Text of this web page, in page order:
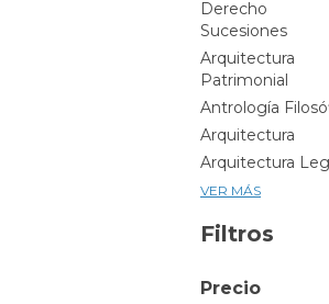
Derecho
Sucesiones
Arquitectura
Patrimonial
Antrología
Arquitectura
Arquitectura
VER MÁS
Filtros
Precio